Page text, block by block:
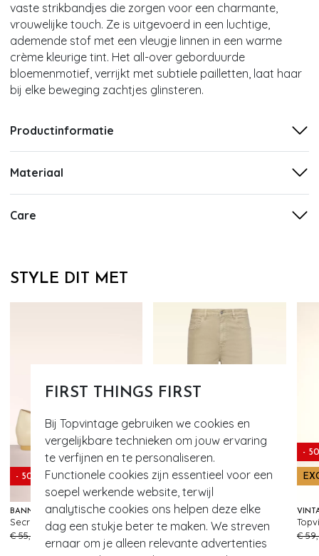
FIRST THINGS FIRST
Bij Topvintage gebruiken we cookies en
vergelijkbare technieken om jouw ervaring
te verfijnen en te personaliseren.
Functionele cookies zijn essentieel voor een
soepel werkende website, terwijl
analytische cookies ons helpen deze elke
dag een stukje beter te maken. We streven
ernaar om je alleen relevante advertenties
vaste strikbandjes die zorgen voor een charmante,
vrouwelijke touch. Ze is uitgevoerd in een luchtige,
ademende stof met een vleugje linnen in een warme
crème kleurige tint. Het all-over geborduurde
bloemenmotief, verrijkt met subtiele pailletten, laat haar
bij elke beweging zachtjes glinsteren.
Productinformatie
Materiaal
Care
STYLE DIT MET
- 50%
BANNED RETRO
Secret Love flats in crème
€ 55,95
€ 27,95
556
- 60%
SMASHED LEMON
Fernanda jeans in donker zand
-
€